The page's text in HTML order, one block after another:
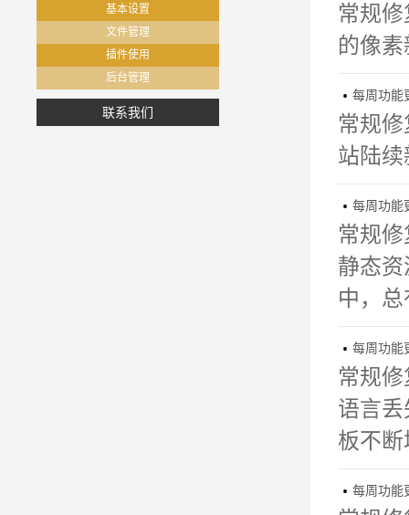
基本设置
文件管理
插件使用
后台管理
联系我们
常规
的像
 每周功能
常规
站陆
 每周功能
常规
静态
中，
 每周功能
常规
语言
板不
 每周功能